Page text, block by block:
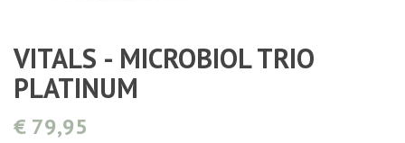
VITALS - MICROBIOL TRIO
PLATINUM
€ 79,95